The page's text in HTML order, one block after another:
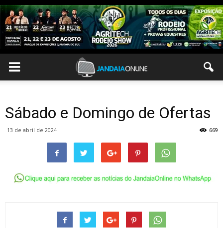
Sábado e Domingo de Ofertas
13 de abril de 2024 669